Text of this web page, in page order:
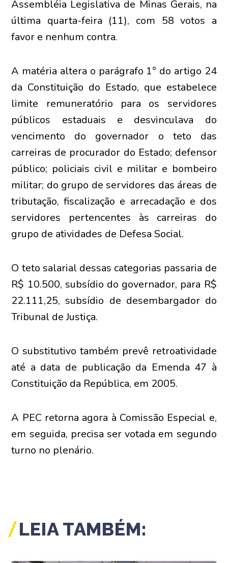
Assembléia Legislativa de Minas Gerais, na
última quarta-feira (11), com 58 votos a
favor e nenhum contra.
A matéria altera o parágrafo 1° do artigo 24
da Constituição do Estado, que estabelece
limite remuneratório para os servidores
públicos estaduais e desvinculava do
vencimento do governador o teto das
carreiras de procurador do Estado; defensor
público; policiais civil e militar e bombeiro
militar; do grupo de servidores das áreas de
tributação, fiscalização e arrecadação e dos
servidores pertencentes às carreiras do
grupo de atividades de Defesa Social.
O teto salarial dessas categorias passaria de
R$ 10.500, subsídio do governador, para R$
22.111,25, subsídio de desembargador do
Tribunal de Justiça.
O substitutivo também prevê retroatividade
até a data de publicação da Emenda 47 à
Constituição da República, em 2005.
A PEC retorna agora à Comissão Especial e,
em seguida, precisa ser votada em segundo
turno no plenário.
LEIA TAMBÉM: